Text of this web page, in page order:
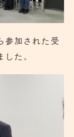
参加された受
た。